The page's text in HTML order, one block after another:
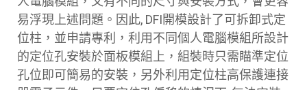
易浮現上述問題。因此, DFI開模設計了可拆卸式定
位柱，並申請專利，利用不同個人電腦模組所設計
的定位孔安裝於面板模組上，組裝時只需瞄準定位
孔位即可簡易的安裝，另外利用定位柱高保護連接